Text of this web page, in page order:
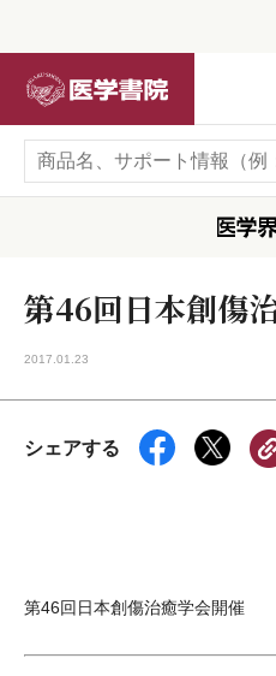
第46回日本創傷
2017.01.23
シェアする
第46回日本創傷治癒学会開催